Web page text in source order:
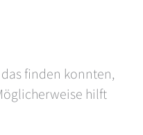
finden konnten,
hilft